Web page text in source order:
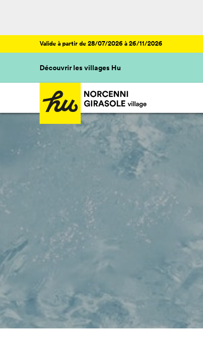
Valide à partir de 28/07/2026 à 26/11/2026
Découvrir les villages Hu